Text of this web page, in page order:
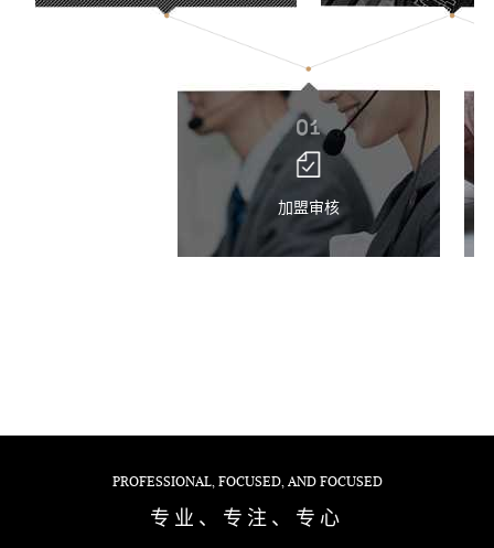
加盟审核
PROFESSIONAL, FOCUSED, AND FOCUSED
专业、专注、专心